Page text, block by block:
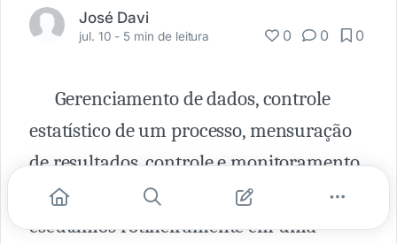
José Davi
jul. 10 - 5 min de leitura 0 0 0
Gerenciamento de dados, controle
estatístico de um processo, mensuração
de resultados, controle e monitoramento
de um projeto são alguns dos termos que
escutamos rotineiramente em uma